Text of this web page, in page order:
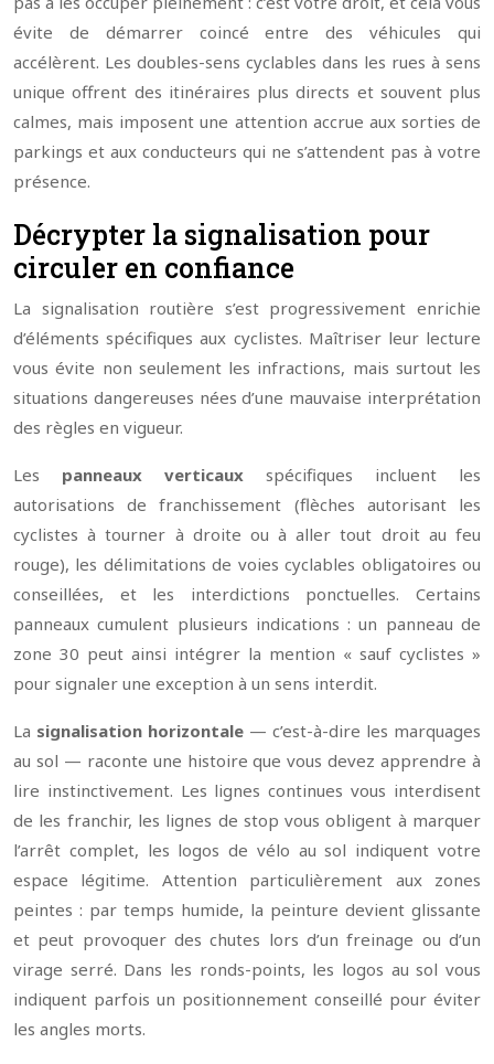
évite de démarrer coincé entre des véhicules qui
accélèrent. Les doubles-sens cyclables dans les rues à sens
unique offrent des itinéraires plus directs et souvent plus
calmes, mais imposent une attention accrue aux sorties de
parkings et aux conducteurs qui ne s’attendent pas à votre
présence.
Décrypter la signalisation pour
circuler en confiance
La signalisation routière s’est progressivement enrichie
d’éléments spécifiques aux cyclistes. Maîtriser leur lecture
vous évite non seulement les infractions, mais surtout les
situations dangereuses nées d’une mauvaise interprétation
des règles en vigueur.
Les panneaux verticaux spécifiques incluent les
autorisations de franchissement (flèches autorisant les
cyclistes à tourner à droite ou à aller tout droit au feu
rouge), les délimitations de voies cyclables obligatoires ou
conseillées, et les interdictions ponctuelles. Certains
panneaux cumulent plusieurs indications : un panneau de
zone 30 peut ainsi intégrer la mention « sauf cyclistes »
pour signaler une exception à un sens interdit.
La signalisation horizontale — c’est-à-dire les marquages
au sol — raconte une histoire que vous devez apprendre à
lire instinctivement. Les lignes continues vous interdisent
de les franchir, les lignes de stop vous obligent à marquer
l’arrêt complet, les logos de vélo au sol indiquent votre
espace légitime. Attention particulièrement aux zones
peintes : par temps humide, la peinture devient glissante
et peut provoquer des chutes lors d’un freinage ou d’un
virage serré. Dans les ronds-points, les logos au sol vous
indiquent parfois un positionnement conseillé pour éviter
les angles morts.